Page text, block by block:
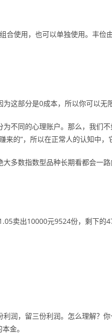
使用，也可以单独使用。丰俭
这部分是0成本，所以你可以无
不同的心理账户。那么，我们
的”，所以在正常人的认知中，
多数指数型品种长期看都会一
卖出10000元9524份，剩下的
润，留三份利润。怎么理解？
金。